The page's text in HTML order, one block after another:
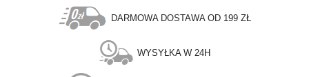
DARMOWA DOSTAWA OD 199 ZŁ
WYSYŁKA W 24H